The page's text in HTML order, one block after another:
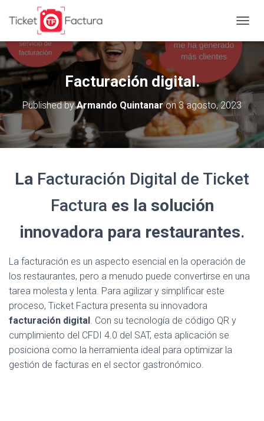
O
E
I
G
I
O
Facturación digital.
Published byArmando Quintanaron3 agosto, 2023
La Facturación Digital de Ticket
Factura es la solución
innovadora para restaurantes.
La facturación es un aspecto esencial en la operación de
los restaurantes, pero a menudo puede convertirse en una
tarea molesta y lenta. Para agilizar y simplificar este
proceso, Ticket Factura presenta su innovadora
facturación digital. Con su tecnología de código QR y
cumplimiento del CFDI 4.0 del SAT, esta aplicación se
posiciona como la herramienta ideal para optimizar la
gestión de facturas en el sector gastronómico.